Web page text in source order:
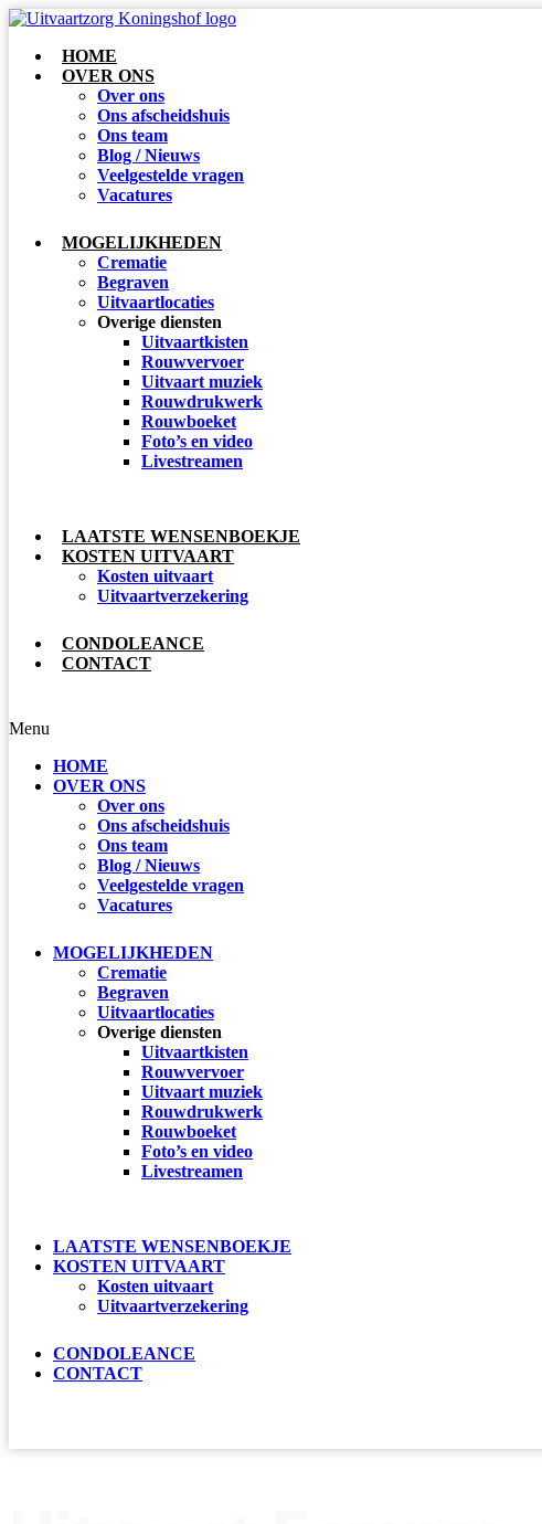
HOME
OVER ONS
Over ons
Ons afscheidshuis
Ons team
Blog / Nieuws
Veelgestelde vragen
Vacatures
MOGELIJKHEDEN
Crematie
Begraven
Uitvaartlocaties
Overige diensten
Uitvaartkisten
Rouwvervoer
Uitvaart muziek
Rouwdrukwerk
Rouwboeket
Foto’s en video
Livestreamen
LAATSTE WENSENBOEKJE
KOSTEN UITVAART
Kosten uitvaart
Uitvaartverzekering
CONDOLEANCE
CONTACT
Menu
HOME
OVER ONS
Over ons
Ons afscheidshuis
Ons team
Blog / Nieuws
Veelgestelde vragen
Vacatures
MOGELIJKHEDEN
Crematie
Begraven
Uitvaartlocaties
Overige diensten
Uitvaartkisten
Rouwvervoer
Uitvaart muziek
Rouwdrukwerk
Rouwboeket
Foto’s en video
Livestreamen
LAATSTE WENSENBOEKJE
KOSTEN UITVAART
Kosten uitvaart
Uitvaartverzekering
CONDOLEANCE
CONTACT